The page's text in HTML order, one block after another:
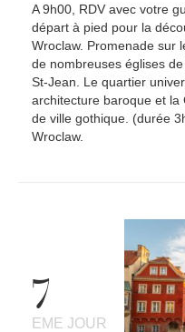
A 9h00, RDV avec votre
départ à pied pour la
Wroclaw. Promenade sur
de nombreuses églises
St-Jean. Le quartier
architecture baroque et la
de ville gothique. (durée
Wroclaw.
7
EME JOUR